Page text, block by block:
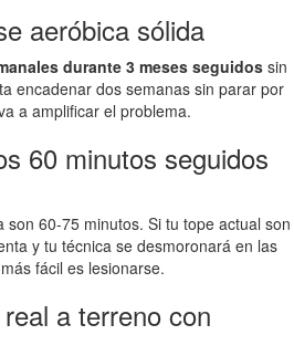
aeróbica sólida
durante 3 meses seguidos sin
encadenar dos semanas sin parar por
a amplificar el problema.
60 minutos seguidos
son 60-75 minutos. Si tu tope actual son
y tu técnica se desmoronará en las
fácil es lesionarse.
a terreno con